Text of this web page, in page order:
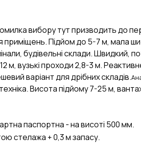
вибору тут призводить до
приміщень. Підйом до 5-7 м, мала
будівельні склади. Швидкий,
м, вузькі проходи 2,8-3 м.
варіант для дрібних складів.
Висота підйому 7-25 м,
паспортна - на висоті 500 мм.
стелажа + 0,3 м запасу.